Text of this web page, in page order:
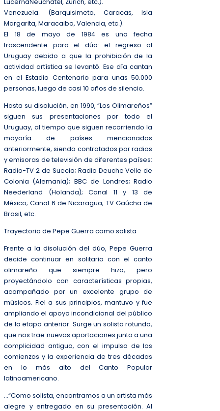
LucernaNeuchatel, Zurich, etc.).
Venezuela. (Barquisimeto, Caracas, Isla
Margarita, Maracaibo, Valencia, etc.).
El 18 de mayo de 1984 es una fecha
trascendente para el dúo: el regreso al
Uruguay debido a que la prohibición de la
actividad artística se levantó. Ese día cantan
en el Estadio Centenario para unas 50.000
personas, luego de casi 10 años de silencio.
Hasta su disolución, en 1990, “Los Olimareños”
siguen sus presentaciones por todo el
Uruguay, al tiempo que siguen recorriendo la
mayoría de países mencionados
anteriormente, siendo contratados por radios
y emisoras de televisión de diferentes países:
Radio-TV 2 de Suecia; Radio Deuche Velle de
Colonia (Alemania); BBC de Londres; Radio
Neederland (Holanda); Canal 11 y 13 de
México; Canal 6 de Nicaragua; TV Gaúcha de
Brasil, etc.
Trayectoria de Pepe Guerra como solista
Frente a la disolución del dúo, Pepe Guerra
decide continuar en solitario con el canto
olimareño que siempre hizo, pero
proyectándolo con características propias,
acompañado por un excelente grupo de
músicos. Fiel a sus principios, mantuvo y fue
ampliando el apoyo incondicional del público
de la etapa anterior. Surge un solista rotundo,
que nos trae nuevas aportaciones junto a una
complicidad antigua, con el impulso de los
comienzos y la experiencia de tres décadas
en lo más alto del Canto Popular
latinoamericano.
…“Como solista, encontramos a un artista más
alegre y entregado en su presentación. Al